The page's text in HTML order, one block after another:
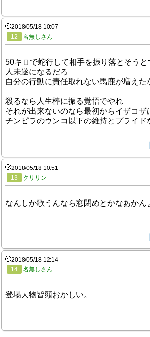
2018/05/18 10:07
12
名無しさん
50キロで蛇行して相手を振り落とそう
人未遂になるだろ
自分の行動に責任取れない馬鹿が増えた
殺るなら人生棒に振る覚悟でやれ
それが出来ないのなら最初からイザコザ
チンピラのウンコ以下の維持とプライド
2018/05/18 10:51
13
クリリン
なんしか歌うんなら窓閉めとかなあかん
2018/05/18 12:14
14
名無しさん
登場人物皆頭おかしい。